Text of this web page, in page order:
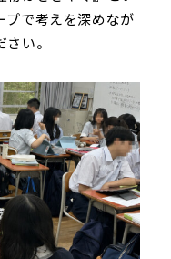
プで考えを深めなが
い。